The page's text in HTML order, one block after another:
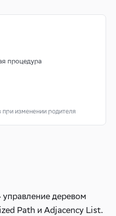
управление деревом
Path и Adjacency List.
процедура
изменении родителя